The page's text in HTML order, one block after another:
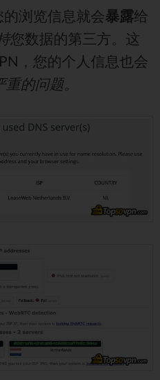
浏览信息就会暴露给
您数据的第三方。这
，您的个人信息也会
的问题。